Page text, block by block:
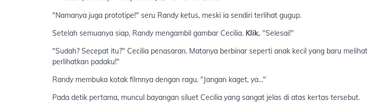
"Namanya juga prototipe!" seru Randy ketus, meski ia sendiri terlihat gugup.
Setelah semuanya siap, Randy mengambil gambar Cecilia. Klik. "Selesai!"
"Sudah? Secepat itu?" Cecilia penasaran. Matanya berbinar seperti anak kecil yang baru
perlihatkan padaku!"
Randy membuka kotak filmnya dengan ragu. "Jangan kaget, ya..."
Pada detik pertama, muncul bayangan siluet Cecilia yang sangat jelas di atas kertas tersebut.